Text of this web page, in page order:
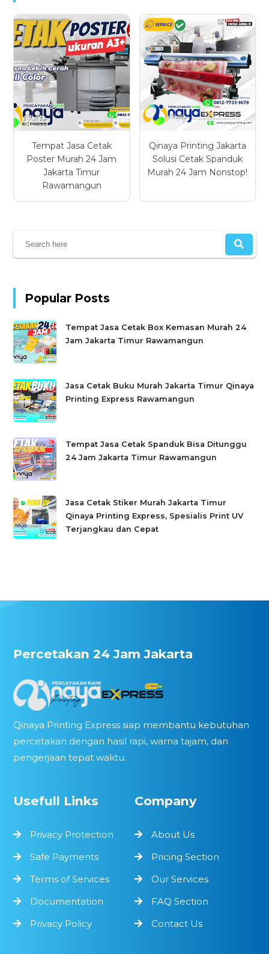
Tempat Jasa Cetak
Poster Murah 24 Jam
Jakarta Timur
Rawamangun
Qinaya Printing Jakarta
Solusi Cetak Spanduk
Murah 24 Jam Nonstop!
Popular Posts
Tempat Jasa Cetak Box Kemasan Murah 24
Jam Jakarta Timur Rawamangun
Jasa Cetak Buku Murah Jakarta Timur Qinaya
Printing Express Rawamangun
Tempat Jasa Cetak Spanduk Bisa Ditunggu
24 Jam Jakarta Timur Rawamangun
Jasa Cetak Stiker Murah Jakarta Timur
Qinaya Printing Express, Spesialis Print UV
Terjangkau dan Cepat
Percetakan 24 Jam Jakarta
Qinaya Printing Express siap membantu kebutuhan
percetakan dengan hasil rapi, warna tajam, dan
pengerjaan tepat waktu.
Usefull Links
Privacy Protection
Safe Payments
Terms of Services
Documentation
Privacy Policy
Company
About Us
Pricing Section
Our Services
FAQ Section
Contact Us